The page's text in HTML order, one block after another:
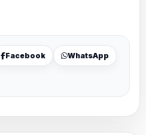
Facebook WhatsApp